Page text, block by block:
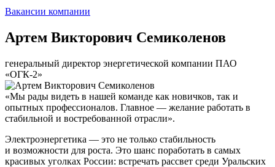
Вакансии компании
Артем Викторович Семиколенов
генеральный директор энергетической компании ПАО
«ОГК-2»
«Мы рады видеть в нашей команде как новичков, так и
опытных профессионалов. Главное — желание работать в
стабильной и востребованной отрасли».
Электроэнергетика — это не только стабильность
и возможности для роста. Это шанс поработать в самых
красивых уголках России: встречать рассвет среди Уральских